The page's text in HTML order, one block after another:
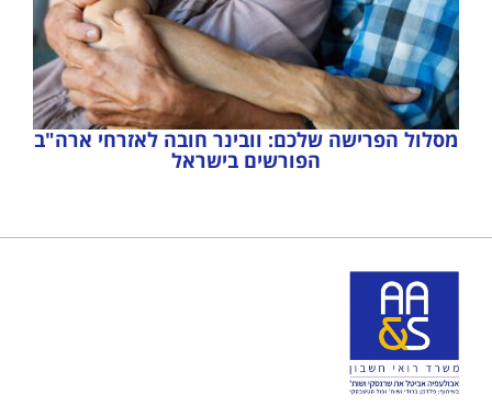
מסלול הפרישה שלכם: וובינר חובה לאזרחי ארה"ב
הפורשים בישראל